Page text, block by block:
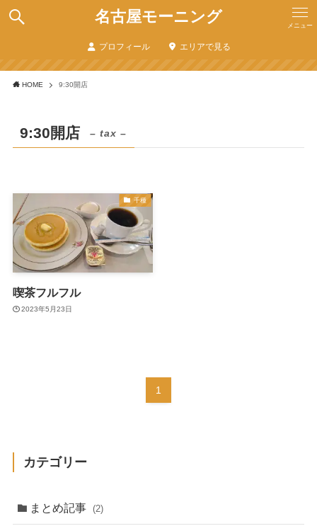
名古屋モーニング メニュー
プロフィール エリアで見る
HOME 9:30開店
9:30開店 – tax –
千種
喫茶フルフル
2023年5月23日
1
カテゴリー
まとめ記事 (2)